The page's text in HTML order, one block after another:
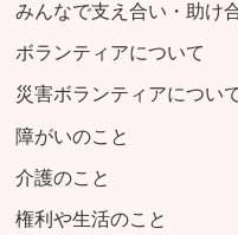
みんなで支え合い・助け
ボランティアについて
災害ボランティアについ
障がいのこと
介護のこと
権利や生活のこと